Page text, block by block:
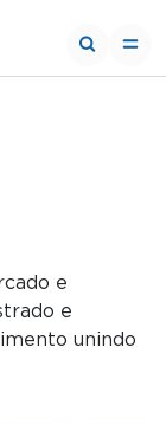
e
e
unindo